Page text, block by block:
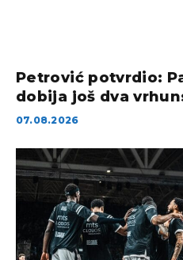
Petrović potvrdio:
dobija još dva
07.08.2026